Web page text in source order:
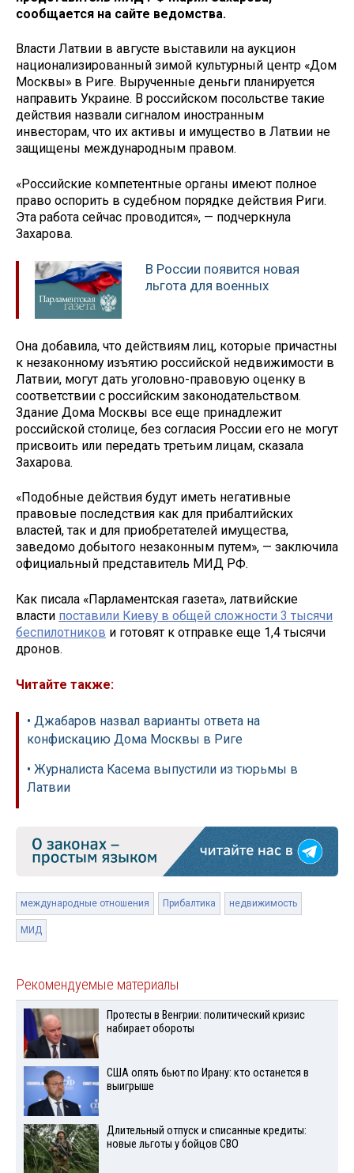
сообщается на сайте ведомства.
Власти Латвии в августе выставили на аукцион
национализированный зимой культурный центр «Дом
Москвы» в Риге. Вырученные деньги планируется
направить Украине. В российском посольстве такие
действия назвали сигналом иностранным
инвесторам, что их активы и имущество в Латвии не
защищены международным правом.
«Российские компетентные органы имеют полное
право оспорить в судебном порядке действия Риги.
Эта работа сейчас проводится», — подчеркнула
Захарова.
В России появится новая
льгота для военных
Она добавила, что действиям лиц, которые причастны
к незаконному изъятию российской недвижимости в
Латвии, могут дать уголовно-правовую оценку в
соответствии с российским законодательством.
Здание Дома Москвы все еще принадлежит
российской столице, без согласия России его не могут
присвоить или передать третьим лицам, сказала
Захарова.
«Подобные действия будут иметь негативные
правовые последствия как для прибалтийских
властей, так и для приобретателей имущества,
заведомо добытого незаконным путем», — заключила
официальный представитель МИД РФ.
Как писала «Парламентская газета», латвийские
власти поставили Киеву в общей сложности 3 тысячи
беспилотников и готовят к отправке еще 1,4 тысячи
дронов.
Читайте также:
• Джабаров назвал варианты ответа на
конфискацию Дома Москвы в Риге
• Журналиста Касема выпустили из тюрьмы в
Латвии
международные отношения Прибалтика недвижимость
МИД
Рекомендуемые материалы
Протесты в Венгрии: политический кризис
набирает обороты
США опять бьют по Ирану: кто останется в
выигрыше
Длительный отпуск и списанные кредиты:
новые льготы у бойцов СВО